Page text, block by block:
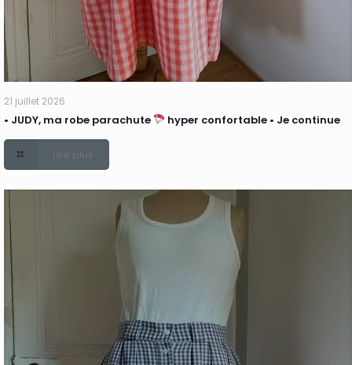
21 juillet 2026
• JUDY, ma robe parachute hyper confortable • Je continue
Lire plus